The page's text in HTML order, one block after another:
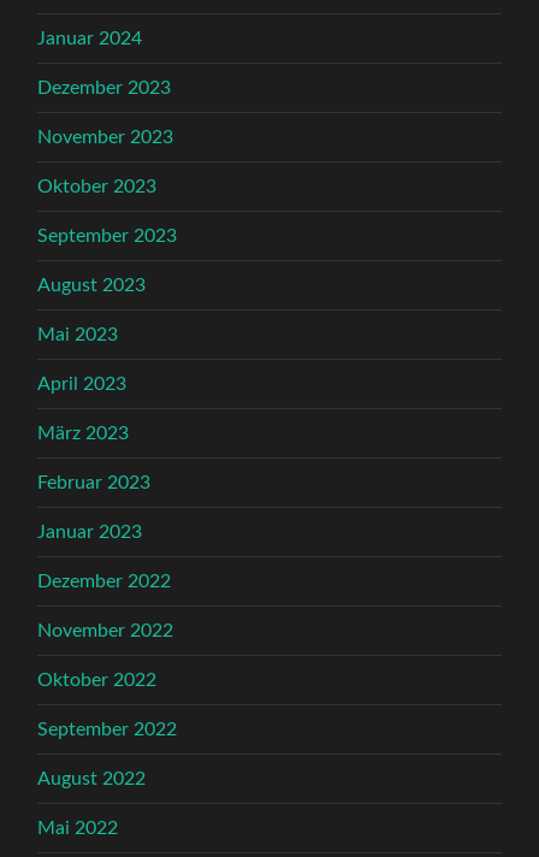
Januar 2024
Dezember 2023
November 2023
Oktober 2023
September 2023
August 2023
Mai 2023
April 2023
März 2023
Februar 2023
Januar 2023
Dezember 2022
November 2022
Oktober 2022
September 2022
August 2022
Mai 2022